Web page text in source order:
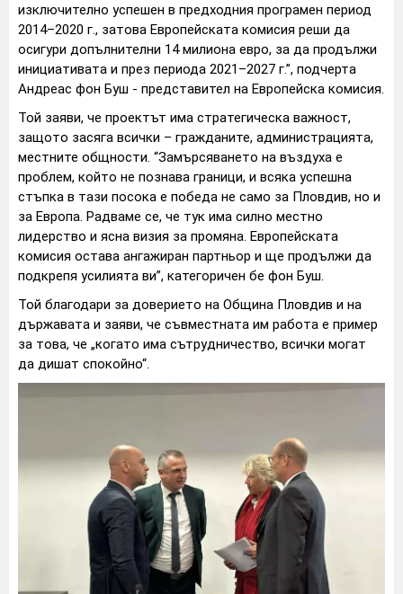
изключително успешен в предходния програмен период
2014–2020 г., затова Европейската комисия реши да
осигури допълнителни 14 милиона евро, за да продължи
инициативата и през периода 2021–2027 г.”, подчерта
Андреас фон Буш - представител на Европейска комисия.
Той заяви, че проектът има стратегическа важност,
защото засяга всички – гражданите, администрацията,
местните общности. “Замърсяването на въздуха е
проблем, който не познава граници, и всяка успешна
стъпка в тази посока е победа не само за Пловдив, но и
за Европа. Радваме се, че тук има силно местно
лидерство и ясна визия за промяна. Европейската
комисия остава ангажиран партньор и ще продължи да
подкрепя усилията ви”, категоричен бе фон Буш.
Той благодари за доверието на Община Пловдив и на
държавата и заяви, че съвместната им работа е пример
за това, че „когато има сътрудничество, всички могат
да дишат спокойно“.